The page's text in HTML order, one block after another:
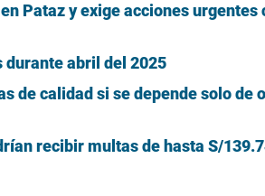
Pataz y exige acciones urgentes
durante abril del 2025
de calidad si se depende solo de
recibir multas de hasta S/